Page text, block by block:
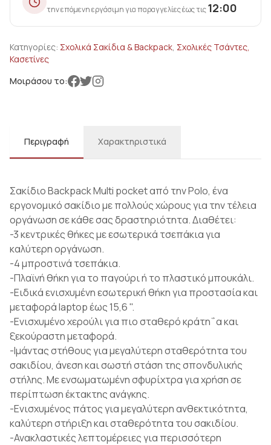
την επόμενη εργάσιμη για παραγγελίες έως τις12:00
Κατηγορίες: Σxολικά Σακίδια & Backpack, Σχολικές Τσάντες,
Κασετίνες
Μοιράσου το:
Περιγραφή Χαρακτηριστικά
Σακίδιο Backpack Multi pocket από την Polo, ένα
εργονομικό σακίδιο με πολλούς χώρους για την τέλεια
οργάνωση σε κάθε σας δραστηριότητα. Διαθέτει:
-3 κεντρικές θήκες με εσωτερικά τσεπάκια για
καλύτερη οργάνωση.
-4 μπροστινά τσεπάκια.
-Πλαϊνή θήκη για το παγούρι ή το πλαστικό μπουκάλι.
-Ειδικά ενισχυμένη εσωτερική θήκη για προστασία και
μεταφορά laptop έως 15,6 ".
-Ενισχυμένο χερούλι για πιο σταθερό κράτη΅α και
ξεκούραστη μεταφορά.
-Ιμάντας στήθους για μεγαλύτερη σταθερότητα του
σακιδίου, άνεση και σωστή στάση της σπονδυλικής
στήλης. Mε ενσωματωμένη σφυρίχτρα για χρήση σε
περίπτωση έκτακτης ανάγκης.
-Ενισχυμένος πάτος για μεγαλύτερη ανθεκτικότητα,
καλύτερη στήριξη και σταθερότητα του σακιδίου.
-Ανακλαστικές λεπτομέρειες για περισσότερη